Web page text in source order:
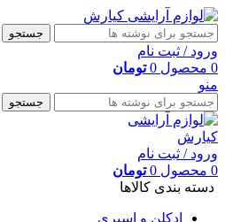
جستجو
ورود / ثبت نام
0 محصول 0 تومان
منو
جستجو
ورود / ثبت نام
0 محصول 0 تومان
دسته بندی کالاها
ادکلن و اسپری